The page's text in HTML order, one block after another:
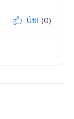
Útil (0)